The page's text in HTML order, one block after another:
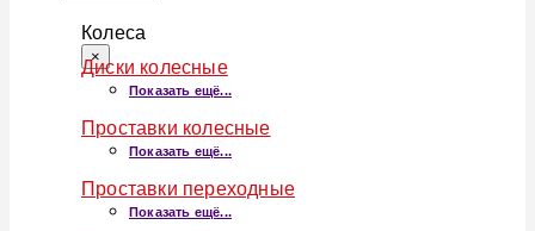
Колеса
×
Диски колесные
Показать ещё...
Проставки колесные
Показать ещё...
Проставки переходные
Показать ещё...